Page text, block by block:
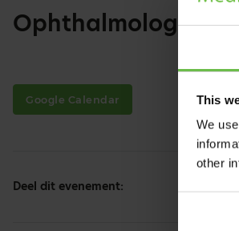
This
We
other
Ophthalmologica
Google Calendar
Deel dit evenement: